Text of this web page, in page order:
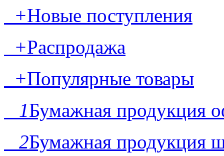
+Новые поступления
+Распродажа
+Популярные товары
1Бумажная продукция
2Бумажная продукция